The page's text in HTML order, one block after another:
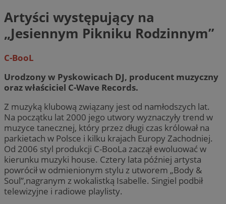
Artyści występujący na
„Jesiennym Pikniku Rodzinnym”
C-BooL
Urodzony w Pyskowicach DJ, producent muzyczny
oraz właściciel C-Wave Records.
Z muzyką klubową związany jest od namłodszych lat.
Na początku lat 2000 jego utwory wyznaczyły trend w
muzyce tanecznej, który przez długi czas królował na
parkietach w Polsce i kilku krajach Europy Zachodniej.
Od 2006 styl produkcji C-BooLa zaczął ewoluować w
kierunku muzyki house. Cztery lata później artysta
powrócił w odmienionym stylu z utworem „Body &
Soul”,nagranym z wokalistką Isabelle. Singiel podbił
telewizyjne i radiowe playlisty.